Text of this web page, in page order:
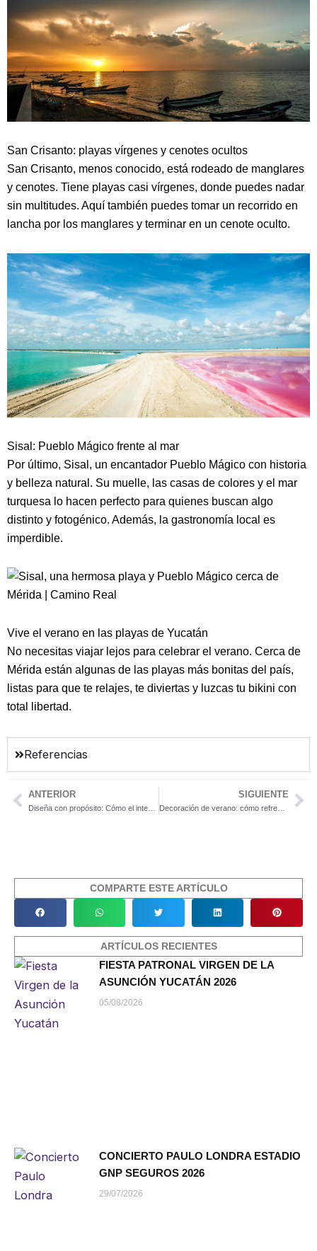
San Crisanto: playas vírgenes y cenotes ocultos
San Crisanto, menos conocido, está rodeado de manglares
y cenotes. Tiene playas casi vírgenes, donde puedes nadar
sin multitudes. Aquí también puedes tomar un recorrido en
lancha por los manglares y terminar en un cenote oculto.
Sisal: Pueblo Mágico frente al mar
Por último, Sisal, un encantador Pueblo Mágico con historia
y belleza natural. Su muelle, las casas de colores y el mar
turquesa lo hacen perfecto para quienes buscan algo
distinto y fotogénico. Además, la gastronomía local es
imperdible.
Vive el verano en las playas de Yucatán
No necesitas viajar lejos para celebrar el verano. Cerca de
Mérida están algunas de las playas más bonitas del país,
listas para que te relajes, te diviertas y luzcas tu bikini con
total libertad.
Referencias
Previo
ANTERIOR SIGUIENTE
Decoración de verano: cómo refrescar tu espacio sin gastar de más
COMPARTE ESTE ARTÍCULO
ARTÍCULOS RECIENTES
FIESTA PATRONAL VIRGEN DE LA
ASUNCIÓN YUCATÁN 2026
05/08/2026
CONCIERTO PAULO LONDRA ESTADIO
GNP SEGUROS 2026
29/07/2026